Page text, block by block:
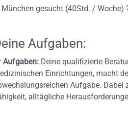
München gesucht (40Std. / Woche)
Aufgaben:
Aufgaben: Deine qualifizierte
Einrichtungen, macht
Aufgabe.
alltägliche